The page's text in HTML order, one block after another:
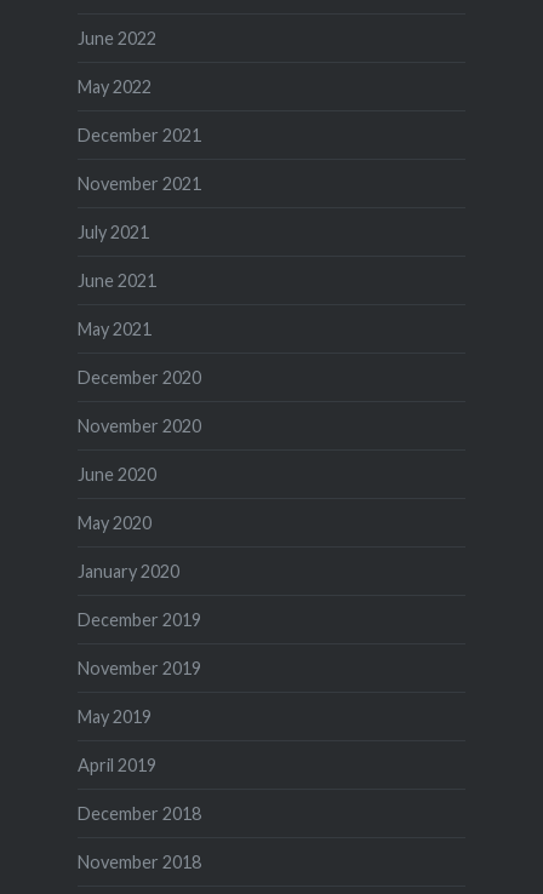
June 2022
May 2022
December 2021
November 2021
July 2021
June 2021
May 2021
December 2020
November 2020
June 2020
May 2020
January 2020
December 2019
November 2019
May 2019
April 2019
December 2018
November 2018